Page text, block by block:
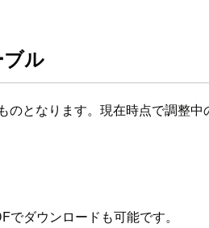
ル
のとなります。現在時点で調整
ダウンロードも可能です。